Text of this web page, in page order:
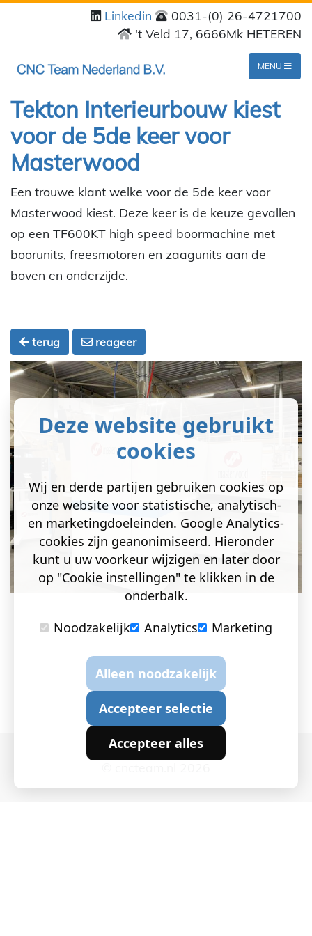
Linkedin
0031-(0) 26-4721700
't Veld 17, 6666Mk HETEREN
MENU
Tekton Interieurbouw kiest
voor de 5de keer voor
Masterwood
Een trouwe klant welke voor de 5de keer voor
Masterwood kiest. Deze keer is de keuze gevallen
op een TF600KT high speed boormachine met
boorunits, freesmotoren en zaagunits aan de
boven en onderzijde.
terug reageer
Deze website gebruikt
cookies
Wij en derde partijen gebruiken cookies op
onze website voor statistische, analytisch-
en marketingdoeleinden. Google Analytics-
cookies zijn geanonimiseerd. Hieronder
kunt u uw voorkeur wijzigen en later door
op "Cookie instellingen" te klikken in de
onderbalk.
Noodzakelijk
Analytics Marketing
Alleen noodzakelijk
Accepteer selectie
Accepteer alles